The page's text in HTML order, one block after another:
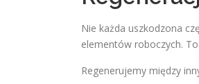
Nie każda uszkodzona
elementów roboczych.
Regenerujemy między